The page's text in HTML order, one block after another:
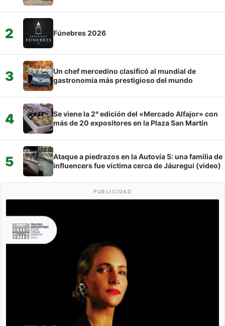
2 Fúnebres 2026
3
Un chef mercedino clasificó al mundial de
gastronomía más prestigioso del mundo
4
Se viene la 2° edición del «Mercado Alfajor» con
más de 20 expositores en la Plaza San Martín
5
Ataque a piedrazos en la Autovía 5: una familia de
influencers fue víctima cerca de Jáuregui (video)
PUBLICIDAD